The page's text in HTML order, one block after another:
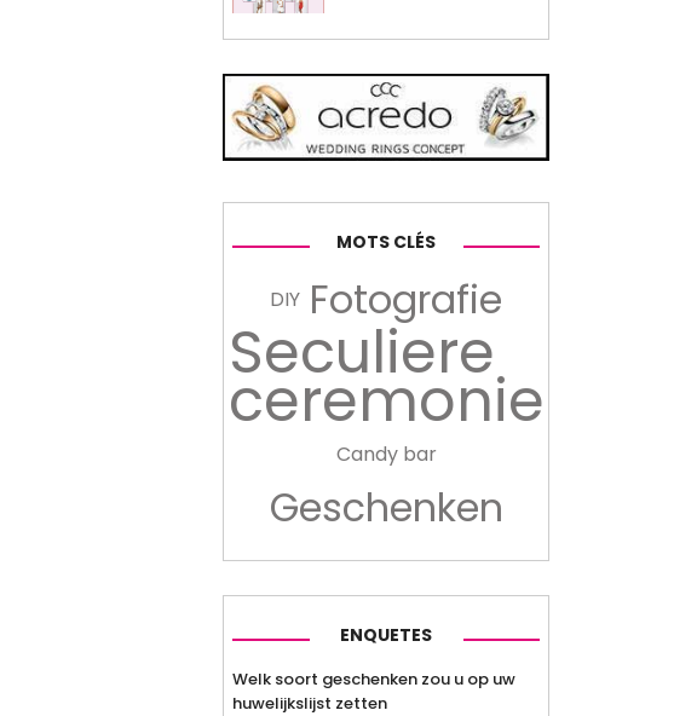
MOTS CLÉS
DIY Fotografie
Seculiere
ceremonie
Candy bar
Geschenken
ENQUETES
Welk soort geschenken zou u op uw
huwelijkslijst zetten